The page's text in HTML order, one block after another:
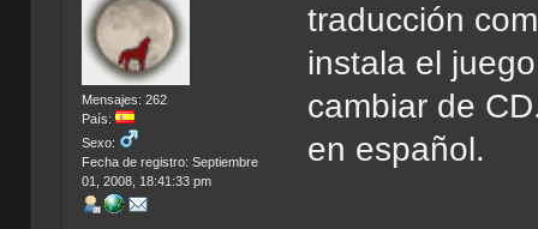
Mensajes: 262
País:
Sexo:
Fecha de registro: Septiembre
01, 2008, 18:41:33 pm
traducción
instala el
cambiar de
en español.